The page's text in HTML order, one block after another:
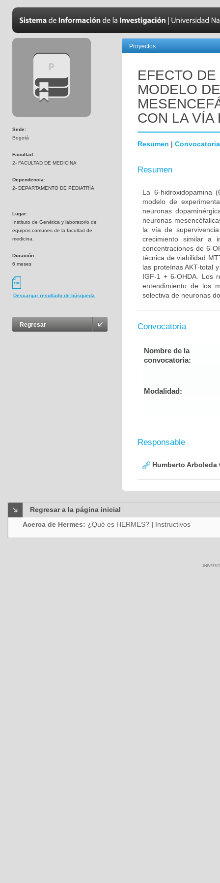
Sede:
Bogotá
Facultad:
2- FACULTAD DE MEDICINA
Dependencia:
2- DEPARTAMENTO DE PEDIATRÍA
Lugar:
Instituto de Genética y laboratorio de
equipos comunes de la facultad de
medicina.
Duración:
6 meses
Descargar resultado de búsqueda
Regresar
Proyectos
EFECTO
MODELO
CON LA VÍA
Resumen | Convocatoria
Resumen
La 6-hidroxidopamina
modelo de
neuronas
neuronas
la vía de
crecimiento similar a
concentraciones de 6-
técnica de viabilidad
las proteínas AKT-total
IGF-1 + 6-OHDA. Los
entendimiento de los
selectiva de neuronas
Convocatoria
Nombre de la
convocatoria:
Modalidad:
Responsable
Humberto Arboleda
Regresar a la página inicial
Acerca de Hermes: ¿Qué es HERMES? | Instructivos